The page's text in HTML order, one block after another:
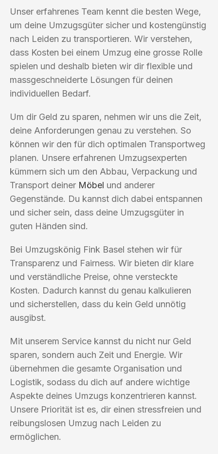
Unser erfahrenes Team kennt die besten Wege,
um deine Umzugsgüter sicher und kostengünstig
nach Leiden zu transportieren. Wir verstehen,
dass Kosten bei einem Umzug eine grosse Rolle
spielen und deshalb bieten wir dir flexible und
massgeschneiderte Lösungen für deinen
individuellen Bedarf.
Um dir Geld zu sparen, nehmen wir uns die Zeit,
deine Anforderungen genau zu verstehen. So
können wir den für dich optimalen Transportweg
planen. Unsere erfahrenen Umzugsexperten
kümmern sich um den Abbau, Verpackung und
Transport deiner Möbel und anderer
Gegenstände. Du kannst dich dabei entspannen
und sicher sein, dass deine Umzugsgüter in
guten Händen sind.
Bei Umzugskönig Fink Basel stehen wir für
Transparenz und Fairness. Wir bieten dir klare
und verständliche Preise, ohne versteckte
Kosten. Dadurch kannst du genau kalkulieren
und sicherstellen, dass du kein Geld unnötig
ausgibst.
Mit unserem Service kannst du nicht nur Geld
sparen, sondern auch Zeit und Energie. Wir
übernehmen die gesamte Organisation und
Logistik, sodass du dich auf andere wichtige
Aspekte deines Umzugs konzentrieren kannst.
Unsere Priorität ist es, dir einen stressfreien und
reibungslosen Umzug nach Leiden zu
ermöglichen.